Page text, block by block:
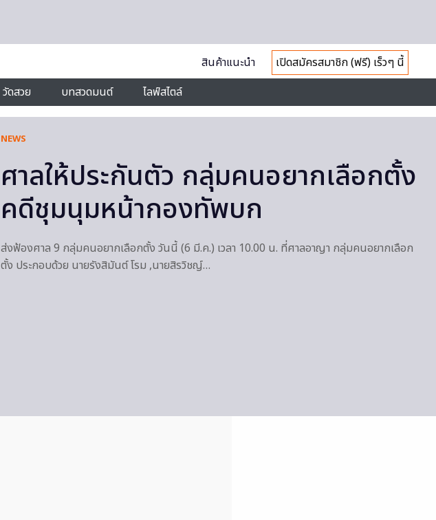
สินค้าแนะนำ
เปิดสมัครสมาชิก (ฟรี) เร็วๆ นี้
วัดสวย บทสวดมนต์ ไลฟ์สไตล์
NEWS
ศาลให้ประกันตัว กลุ่มคนอยากเลือกตั้ง
คดีชุมนุมหน้ากองทัพบก
ส่งฟ้องศาล 9 กลุ่มคนอยากเลือกตั้ง วันนี้ (6 มี.ค.) เวลา 10.00 น. ที่ศาลอาญา กลุ่มคนอยากเลือก
ตั้ง ประกอบด้วย นายรังสิมันต์ โรม ,นายสิรวิชญ์…